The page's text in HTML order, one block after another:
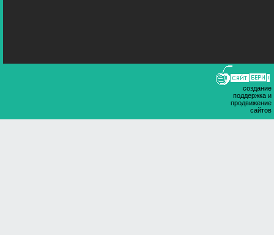
создание
поддержка и
продвижение
сайтов